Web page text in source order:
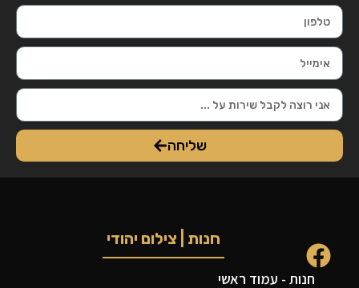
שליחה
חנות | צילום יהודי
חנות - עמוד ראשי